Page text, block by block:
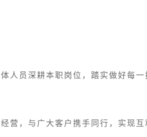
人员深耕本职岗位，踏实做好每一
营，与广大客户携手同行，实现互